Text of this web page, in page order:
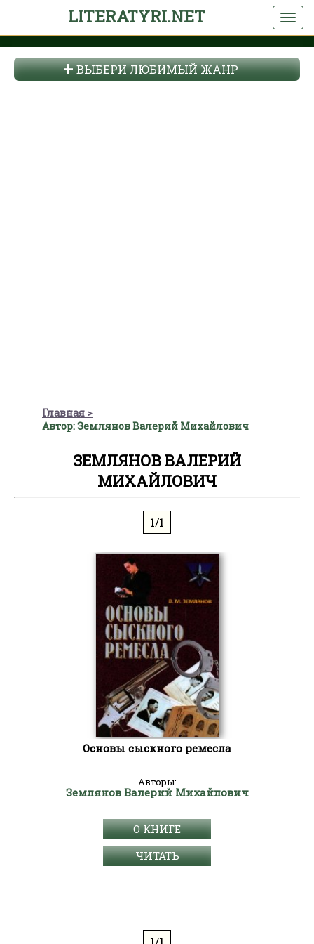
LITERATYRI.NET
ВЫБЕРИ ЛЮБИМЫЙ ЖАНР
Главная
Автор: Землянов Валерий Михайлович
ЗЕМЛЯНОВ ВАЛЕРИЙ
МИХАЙЛОВИЧ
1/1
Основы сыскного ремесла
Авторы:
Землянов Валерий Михайлович
О КНИГЕ
ЧИТАТЬ